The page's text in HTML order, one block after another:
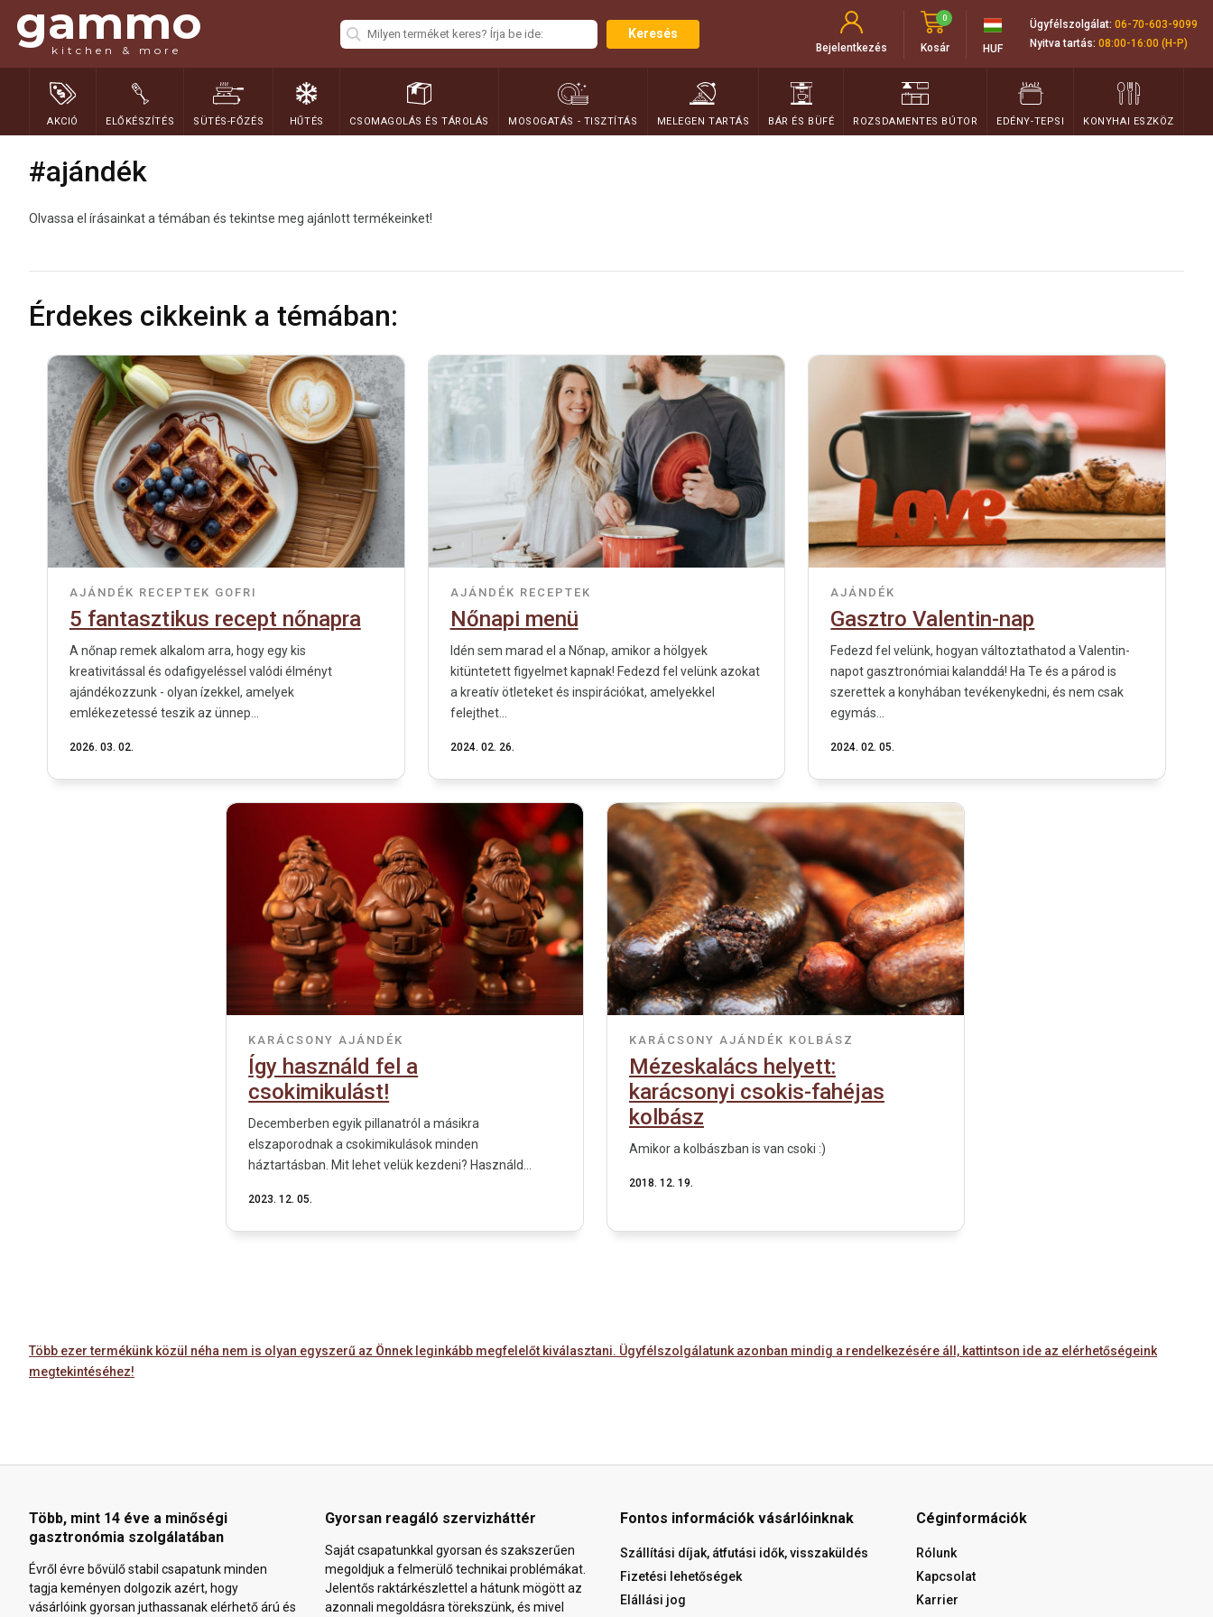
gammo
kitchen & more
Keresés
Bejelentkezés Kosár
0
HUF
Ügyfélszolgálat: 06-70-603-9099
Nyitva tartás: 08:00-16:00 (H-P)
AKCIÓ ELŐKÉSZÍTÉS SÜTÉS-FŐZÉS HŰTÉS CSOMAGOLÁS ÉS TÁROLÁS MOSOGATÁS - TISZTÍTÁS MELEGEN TARTÁS BÁR ÉS BÜFÉ ROZSDAMENTES BÚTOR EDÉNY-TEPSI KONYHAI ESZKÖZ
#ajándék
Olvassa el írásainkat a témában és tekintse meg ajánlott termékeinket!
Érdekes cikkeink a témában:
AJÁNDÉK RECEPTEK GOFRI
5 fantasztikus recept nőnapra
A nőnap remek alkalom arra, hogy egy kis
kreativitással és odafigyeléssel valódi élményt
ajándékozzunk - olyan ízekkel, amelyek
emlékezetessé teszik az ünnep...
2026. 03. 02.
AJÁNDÉK RECEPTEK
Nőnapi menü
Idén sem marad el a Nőnap, amikor a hölgyek
kitüntetett figyelmet kapnak! Fedezd fel velünk azokat
a kreatív ötleteket és inspirációkat, amelyekkel
felejthet...
2024. 02. 26.
AJÁNDÉK
Gasztro Valentin-nap
Fedezd fel velünk, hogyan változtathatod a Valentin-
napot gasztronómiai kalanddá! Ha Te és a párod is
szerettek a konyhában tevékenykedni, és nem csak
egymás...
2024. 02. 05.
KARÁCSONY AJÁNDÉK
Így használd fel a
csokimikulást!
Decemberben egyik pillanatról a másikra
elszaporodnak a csokimikulások minden
háztartásban. Mit lehet velük kezdeni? Használd...
2023. 12. 05.
KARÁCSONY AJÁNDÉK KOLBÁSZ
Mézeskalács helyett:
karácsonyi csokis-fahéjas
kolbász
Amikor a kolbászban is van csoki :)
2018. 12. 19.
Több ezer termékünk közül néha nem is olyan egyszerű az Önnek leginkább megfelelőt kiválasztani. Ügyfélszolgálatunk azonban mindig a rendelkezésére áll, kattintson ide az elérhetőségeink
megtekintéséhez!
Több, mint 14 éve a minőségi
gasztronómia szolgálatában
Évről évre bővülő stabil csapatunk minden
tagja keményen dolgozik azért, hogy
vásárlóink gyorsan juthassanak elérhető árú és
Gyorsan reagáló szervizháttér
Saját csapatunkkal gyorsan és szakszerűen
megoldjuk a felmerülő technikai problémákat.
Jelentős raktárkészlettel a hátunk mögött az
azonnali megoldásra törekszünk, és mivel
Fontos információk vásárlóinknak
Szállítási díjak, átfutási idők, visszaküldés
Fizetési lehetőségek
Elállási jog
Céginformációk
Rólunk
Kapcsolat
Karrier